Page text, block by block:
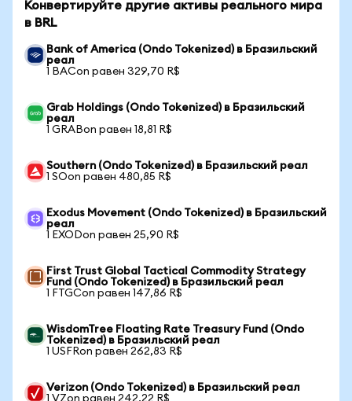
Конвертируйте другие активы реального мира
в BRL
Bank of America (Ondo Tokenized) в Бразильский
реал
1 BACon равен 329,70 R$
Grab Holdings (Ondo Tokenized) в Бразильский
реал
1 GRABon равен 18,81 R$
Southern (Ondo Tokenized) в Бразильский реал
1 SOon равен 480,85 R$
Exodus Movement (Ondo Tokenized) в Бразильский
реал
1 EXODon равен 25,90 R$
First Trust Global Tactical Commodity Strategy
Fund (Ondo Tokenized) в Бразильский реал
1 FTGCon равен 147,86 R$
WisdomTree Floating Rate Treasury Fund (Ondo
Tokenized) в Бразильский реал
1 USFRon равен 262,83 R$
Verizon (Ondo Tokenized) в Бразильский реал
1 VZon равен 242,22 R$